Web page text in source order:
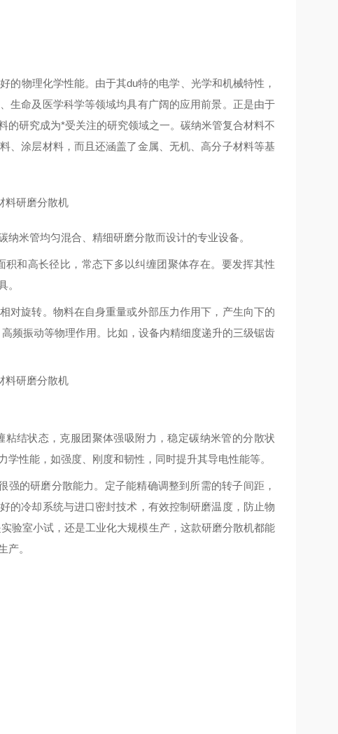
的物理化学性能。由于其du特的电学、光学和机械特性，
生命及医学科学等领域均具有广阔的应用前景。正是由于
研究成为*受关注的研究领域之一。碳纳米管复合材料不
、涂层材料，而且还涵盖了金属、无机、高分子材料等基
纳米管均匀混合、精细研磨分散而设计的专业设备。
和高长径比，常态下多以纠缠团聚体存在。要发挥其性
。
对旋转。物料在自身重量或外部压力作用下，产生向下的
频振动等物理作用。比如，设备内精细度递升的三级锯齿
结状态，克服团聚体强吸附力，稳定碳纳米管的分散状
性能，如强度、刚度和韧性，同时提升其导电性能等。
的研磨分散能力。定子能精确调整到所需的转子间距，
的冷却系统与进口密封技术，有效控制研磨温度，防止物
验室小试，还是工业化大规模生产，这款研磨分散机都能
产。